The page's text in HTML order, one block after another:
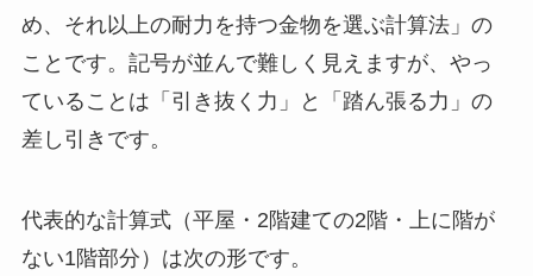
め、それ以上の耐力を持つ金物を選ぶ計算法」の
ことです。記号が並んで難しく見えますが、やっ
ていることは「引き抜く力」と「踏ん張る力」の
差し引きです。
代表的な計算式（平屋・2階建ての2階・上に階が
ない1階部分）は次の形です。